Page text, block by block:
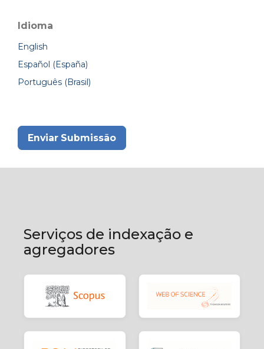
Idioma
English
Español (España)
Português (Brasil)
Enviar Submissão
Serviços de indexação e
agregadores